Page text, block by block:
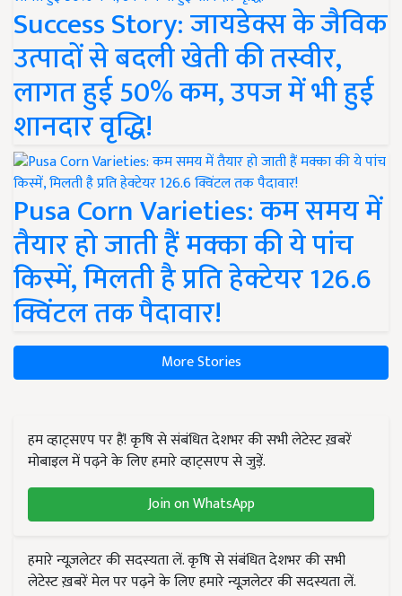
Success Story: जायडेक्स के जैविक
उत्पादों से बदली खेती की तस्वीर,
लागत हुई 50% कम, उपज में भी हुई
शानदार वृद्धि!
Pusa Corn Varieties: कम समय में
तैयार हो जाती हैं मक्का की ये पांच
किस्में, मिलती है प्रति हेक्टेयर 126.6
क्विंटल तक पैदावार!
More Stories
हम व्हाट्सएप पर हैं! कृषि से संबंधित देशभर की सभी लेटेस्ट ख़बरें
मोबाइल में पढ़ने के लिए हमारे व्हाट्सएप से जुड़ें.
Join on WhatsApp
हमारे न्यूज़लेटर की सदस्यता लें. कृषि से संबंधित देशभर की सभी
लेटेस्ट ख़बरें मेल पर पढ़ने के लिए हमारे न्यूज़लेटर की सदस्यता लें.